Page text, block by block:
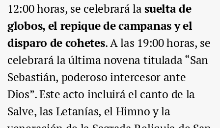
12:00 horas, se celebrará lasuelta de
globos, el repique de campanas y el
disparo de cohetes. A las 19:00 horas, se
celebrará la última novena titulada “San
Sebastián, poderoso intercesor ante
Dios”. Este acto incluirá el canto de la
Salve, las Letanías, el Himno y la